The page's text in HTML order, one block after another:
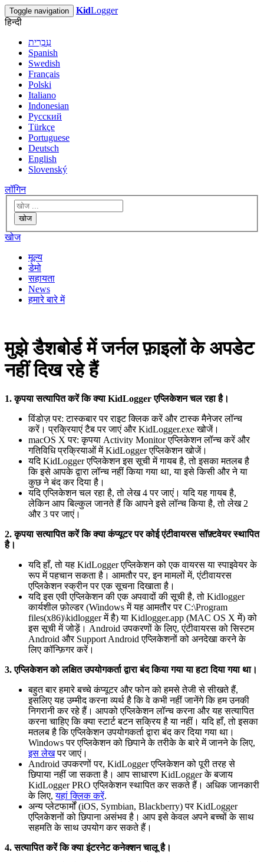
Toggle navigation KidLogger
हिन्दी
עִבְרִית
Spanish
Swedish
Français
Polski
Italiano
Indonesian
Русский
Türkçe
Portuguese
Deutsch
English
Slovenský
लॉगिन
खोज
खोज
मूल्य
डेमो
सहायता
News
हमारे बारे में
मुझे डैशबोर्ड में जर्नल फ़ाइलों के अपडेट
नहीं दिख रहे हैं
1.कृपया सत्यापित करें कि क्या KidLogger एप्लिकेशन चल रहा है।
विंडोज़ पर: टास्कबार पर राइट क्लिक करें और टास्क मैनेजर लॉन्च
करें। प्रक्रियाएं टैब पर जाएं और KidLogger.exe खोजें।
macOS X पर: कृपया Activity Monitor एप्लिकेशन लॉन्च करें और
गतिविधि प्रक्रियाओं में KidLogger एप्लिकेशन खोजें।
यदि KidLogger एप्लिकेशन इस सूची में गायब है, तो इसका मतलब है
कि इसे आपके द्वारा लॉन्च नहीं किया गया था, या इसे किसी और ने या
कुछ ने बंद कर दिया है।
यदि एप्लिकेशन चल रहा है, तो लेख 4 पर जाएं। यदि यह गायब है,
लेकिन आप बिल्कुल जानते हैं कि आपने इसे लॉन्च किया है, तो लेख 2
और 3 पर जाएं।
2. कृपया सत्यापित करें कि क्या कंप्यूटर पर कोई एंटीवायरस सॉफ़्टवेयर स्थापित
है।
यदि हाँ, तो यह KidLogger एप्लिकेशन को एक वायरस या स्पाइवेयर के
रूप में पहचान सकता है। आमतौर पर, इन मामलों में, एंटीवायरस
एप्लिकेशन स्क्रीन पर एक सूचना दिखाता है।
यदि इस एवी एप्लिकेशन की एक अपवादों की सूची है, तो Kidlogger
कार्यशील फ़ोल्डर (Windows में यह आमतौर पर C:\Program
files(x86)\kidlogger में है) या Kidlogger.app (MAC OS X में) को
इस सूची में जोड़ें। Android उपकरणों के लिए, एंटीवायरस को सिस्टम
Android और Support Android एप्लिकेशनों को अनदेखा करने के
लिए कॉन्फ़िगर करें।
3. एप्लिकेशन को लक्षित उपयोगकर्ता द्वारा बंद किया गया या हटा दिया गया था।
बहुत बार हमारे बच्चे कंप्यूटर और फोन को हमसे तेजी से सीखते हैं,
इसलिए यह उम्मीद करना व्यर्थ है कि वे कभी नहीं जानेंगे कि हम उनकी
निगरानी कर रहे हैं। आपको एप्लिकेशन लॉन्च करना और यह सत्यापित
करना चाहिए कि क्या स्टार्ट बटन सक्रिय है या नहीं। यदि हाँ, तो इसका
मतलब है कि एप्लिकेशन उपयोगकर्ता द्वारा बंद कर दिया गया था।
Windows पर एप्लिकेशन को छिपाने के तरीके के बारे में जानने के लिए,
इस लेखपर जाएं।
Android उपकरणों पर, KidLogger एप्लिकेशन को पूरी तरह से
छिपाया नहीं जा सकता है। आप साधारण KidLogger के बजाय
KidLogger PRO एप्लिकेशन स्थापित कर सकते हैं। अधिक जानकारी
के लिए,यहां क्लिक करें.
अन्य प्लेटफार्मों (iOS, Symbian, Blackberry) पर KidLogger
एप्लिकेशनों को छिपाना असंभव है। आप इसे केवल अपने बच्चों के साथ
सहमति के साथ उपयोग कर सकते हैं।
4. सत्यापित करें कि क्या इंटरनेट कनेक्शन चालू है।